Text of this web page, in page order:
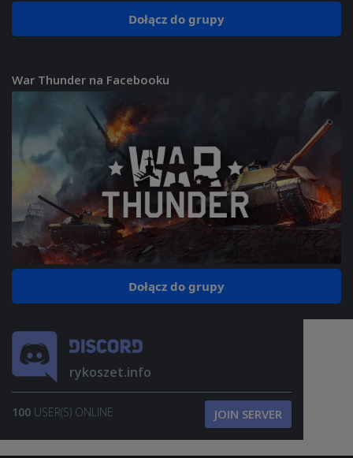
Dołącz do grupy
War Thunder na Facebooku
Dołącz do grupy
rykoszet.info
100 USER(S) ONLINE JOIN SERVER